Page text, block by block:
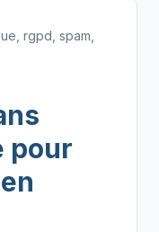
rgpd, spam,
pour